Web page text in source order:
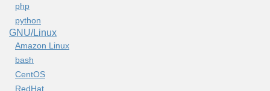
php
python
GNU/Linux
Amazon Linux
bash
CentOS
RedHat